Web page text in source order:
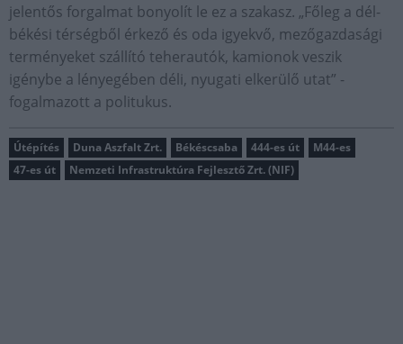
jelentős forgalmat bonyolít le ez a szakasz. „Főleg a dél-
békési térségből érkező és oda igyekvő, mezőgazdasági
terményeket szállító teherautók, kamionok veszik
igénybe a lényegében déli, nyugati elkerülő utat” -
fogalmazott a politukus.
Útépítés Duna Aszfalt Zrt. Békéscsaba 444-es út
M44-es
47-es út
Nemzeti Infrastruktúra Fejlesztő Zrt. (NIF)